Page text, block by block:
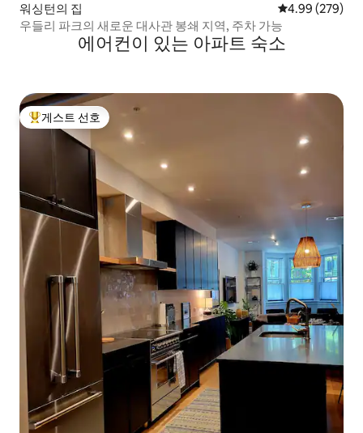
워싱턴의 집 평점 4.99점(5
4.99 (279)
우들리 파크의 새로운 대사관 봉쇄 지역, 주차 가능
에어컨이 있는 아파트 숙소
상위 게스트 선호
게스트 선호